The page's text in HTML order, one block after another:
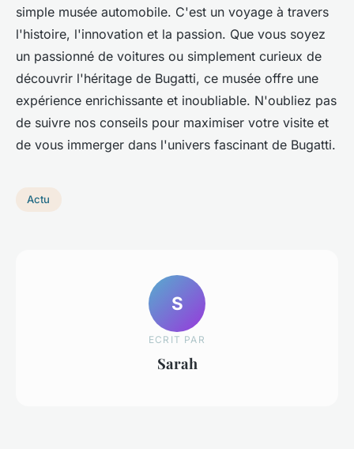
simple musée automobile. C'est un voyage à travers
l'histoire, l'innovation et la passion. Que vous soyez
un passionné de voitures ou simplement curieux de
découvrir l'héritage de Bugatti, ce musée offre une
expérience enrichissante et inoubliable. N'oubliez pas
de suivre nos conseils pour maximiser votre visite et
de vous immerger dans l'univers fascinant de Bugatti.
Actu
S
ECRIT PAR
Sarah